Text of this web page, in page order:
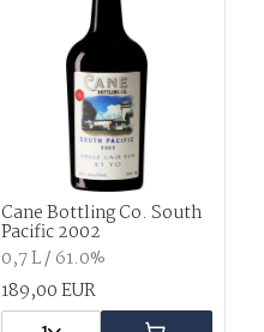
Cane Bottling Co. South
Pacific 2002
0,7 L / 61.0%
189,00 EUR